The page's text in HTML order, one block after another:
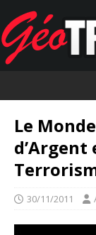
Le
30/11/2011